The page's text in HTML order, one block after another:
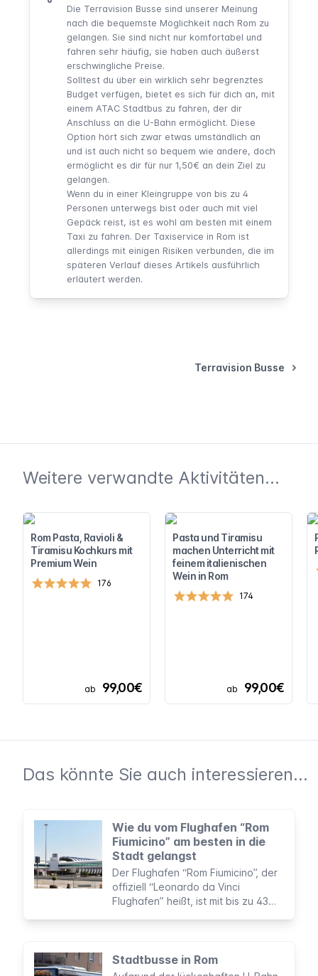
Die Terravision Busse sind unserer Meinung
nach die bequemste Möglichkeit nach Rom zu
gelangen. Sie sind nicht nur komfortabel und
fahren sehr häufig, sie haben auch äußerst
erschwingliche Preise.
Solltest du über ein wirklich sehr begrenztes
Budget verfügen, bietet es sich für dich an, mit
einem ATAC Stadtbus zu fahren, der dir
Anschluss an die U-Bahn ermöglicht. Diese
Option hört sich zwar etwas umständlich an
und ist auch nicht so bequem wie andere, doch
ermöglicht es dir für nur 1,50€ an dein Ziel zu
gelangen.
Wenn du in einer Kleingruppe von bis zu 4
Personen unterwegs bist oder auch mit viel
Gepäck reist, ist es wohl am besten mit einem
Taxi zu fahren. Der Taxiservice in Rom ist
allerdings mit einigen Risiken verbunden, die im
späteren Verlauf dieses Artikels ausführlich
erläutert werden.
Terravision Busse
Weitere verwandte Aktivitäten...
Rom Pasta, Ravioli &
Tiramisu Kochkurs mit
Premium Wein
176
ab 99,00€
Pasta und Tiramisu
machen Unterricht mit
feinem italienischen
Wein in Rom
174
ab 99,00€
Das könnte Sie auch interessieren...
Wie du vom Flughafen “Rom
Fiumicino” am besten in die
Stadt gelangst
Der Flughafen “Rom Fiumicino”, der
offiziell “Leonardo da Vinci
Flughafen” heißt, ist mit bis zu 43
Stadtbusse in Rom